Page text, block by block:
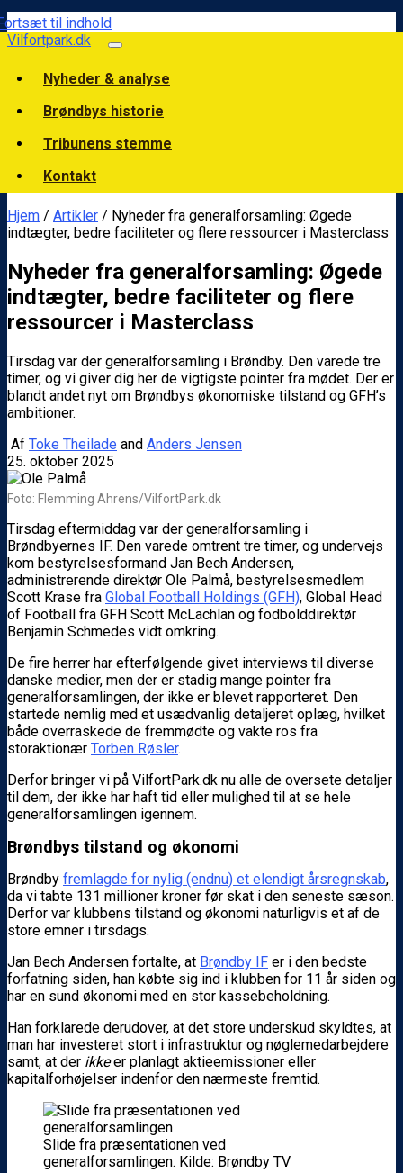
til indhold
Vilfortpark.dk
Nyheder & analyse
Brøndbys historie
Tribunens stemme
Kontakt
Hjem / Artikler / Nyheder fra generalforsamling: Øgede
indtægter, bedre faciliteter og flere ressourcer i Masterclass
Nyheder fra generalforsamling: Øgede
indtægter, bedre faciliteter og flere
ressourcer i Masterclass
Tirsdag var der generalforsamling i Brøndby. Den varede tre
timer, og vi giver dig her de vigtigste pointer fra mødet. Der er
blandt andet nyt om Brøndbys økonomiske tilstand og GFH’s
ambitioner.
Af Toke Theilade and Anders Jensen
25. oktober 2025
Foto: Flemming Ahrens/VilfortPark.dk
Tirsdag eftermiddag var der generalforsamling i
Brøndbyernes IF. Den varede omtrent tre timer, og undervejs
kom bestyrelsesformand Jan Bech Andersen,
administrerende direktør Ole Palmå, bestyrelsesmedlem
Scott Krase fra Global Football Holdings (GFH), Global Head
of Football fra GFH Scott McLachlan og fodbolddirektør
Benjamin Schmedes vidt omkring.
De fire herrer har efterfølgende givet interviews til diverse
danske medier, men der er stadig mange pointer fra
generalforsamlingen, der ikke er blevet rapporteret. Den
startede nemlig med et usædvanlig detaljeret oplæg, hvilket
både overraskede de fremmødte og vakte ros fra
storaktionær Torben Røsler.
Derfor bringer vi på VilfortPark.dk nu alle de oversete detaljer
til dem, der ikke har haft tid eller mulighed til at se hele
generalforsamlingen igennem.
Brøndbys tilstand og økonomi
Brøndby fremlagde for nylig (endnu) et elendigt årsregnskab,
da vi tabte 131 millioner kroner før skat i den seneste sæson.
Derfor var klubbens tilstand og økonomi naturligvis et af de
store emner i tirsdags.
Jan Bech Andersen fortalte, at Brøndby IF er i den bedste
forfatning siden, han købte sig ind i klubben for 11 år siden og
har en sund økonomi med en stor kassebeholdning.
Han forklarede derudover, at det store underskud skyldtes, at
man har investeret stort i infrastruktur og nøglemedarbejdere
samt, at der ikkeer planlagt aktieemissioner eller
kapitalforhøjelser indenfor den nærmeste fremtid.
Slide fra præsentationen ved
generalforsamlingen. Kilde: Brøndby TV